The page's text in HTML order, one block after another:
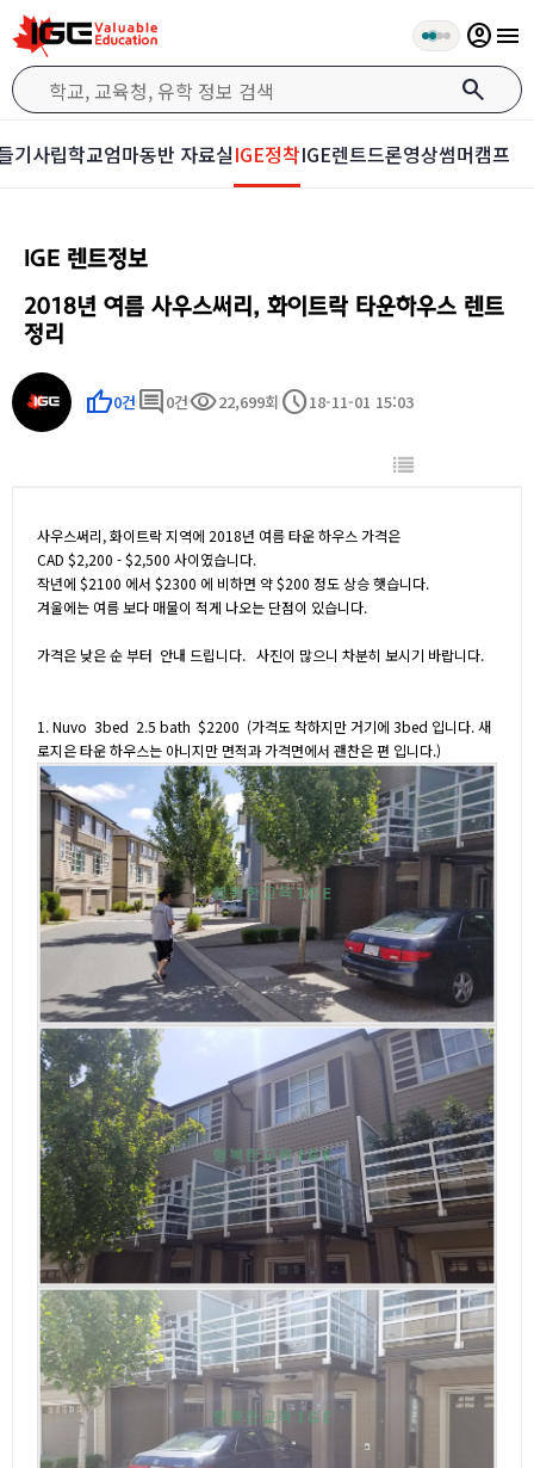
search
account_circlemenu
기사립학교엄마동반 자료실IGE정착IGE렌트드론영상썸머캠프
IGE 렌트정보
2018년 여름 사우스써리, 화이트락 타운하우스 렌트
정리
thumb_up0건 comment 0건visibility22,699회 schedule18-11-01 15:03
사우스써리, 화이트락 지역에 2018년 여름 타운 하우스 가격은
CAD $2,200 - $2,500 사이였습니다.
작년에 $2100 에서 $2300 에 비하면 약 $200 정도 상승 햇습니다.
겨울에는 여름 보다 매물이 적게 나오는 단점이 있습니다.
가격은 낮은 순 부터 안내 드립니다. 사진이 많으니 차분히 보시기 바랍니다.
1. Nuvo 3bed 2.5 bath $2200 (가격도 착하지만 거기에 3bed 입니다. 새
로지은 타운 하우스는 아니지만 면적과 가격면에서 괜찬은 편 입니다.)